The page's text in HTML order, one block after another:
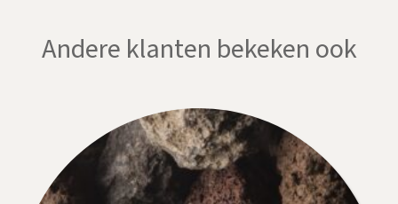
Andere klanten bekeken ook